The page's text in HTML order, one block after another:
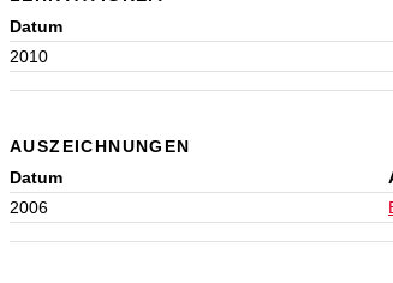
Datum
2010
AUSZEICHNUNGEN
Datum
2006